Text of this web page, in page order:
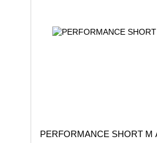
PERFORMANCE SHORT M